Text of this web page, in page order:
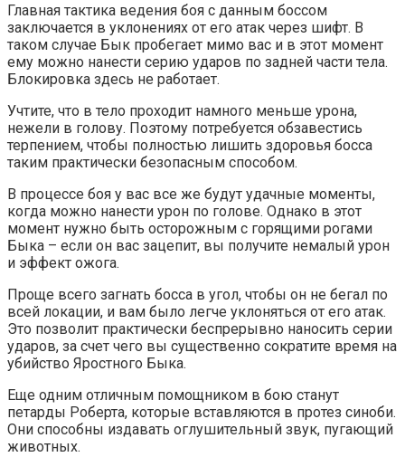
Главная тактика ведения боя с данным боссом
заключается в уклонениях от его атак через шифт. В
таком случае Бык пробегает мимо вас и в этот момент
ему можно нанести серию ударов по задней части тела.
Блокировка здесь не работает.
Учтите, что в тело проходит намного меньше урона,
нежели в голову. Поэтому потребуется обзавестись
терпением, чтобы полностью лишить здоровья босса
таким практически безопасным способом.
В процессе боя у вас все же будут удачные моменты,
когда можно нанести урон по голове. Однако в этот
момент нужно быть осторожным с горящими рогами
Быка – если он вас зацепит, вы получите немалый урон
и эффект ожога.
Проще всего загнать босса в угол, чтобы он не бегал по
всей локации, и вам было легче уклоняться от его атак.
Это позволит практически беспрерывно наносить серии
ударов, за счет чего вы существенно сократите время на
убийство Яростного Быка.
Еще одним отличным помощником в бою станут
петарды Роберта, которые вставляются в протез синоби.
Они способны издавать оглушительный звук, пугающий
животных.